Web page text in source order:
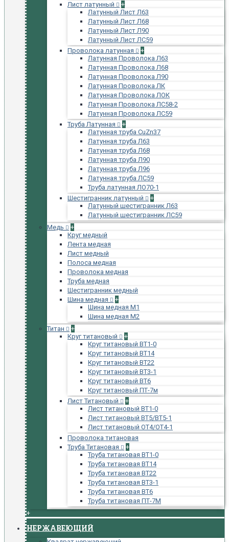
Лист латунный
+
Латунный Лист Л63
Латунный Лист Л68
Латунный Лист Л90
Латунный Лист ЛС59
Проволока латунная
+
Латунная Проволока Л63
Латунная Проволока Л68
Латунная Проволока Л90
Латунная Проволока ЛК
Латунная Проволока ЛОК
Латунная Проволока ЛС58-2
Латунная Проволока ЛС59
Труба Латунная
+
Латунная труба CuZn37
Латунная труба Л63
Латунная труба Л68
Латунная труба Л90
Латунная труба Л96
Латунная труба ЛС59
Труба латунная ЛО70-1
Шестигранник латунный
+
Латунный шестигранник Л63
Латунный шестигранник ЛС59
Медь
+
Круг медный
Лента медная
Лист медный
Полоса медная
Проволока медная
Труба медная
Шестигранник медный
Шина медная
+
Шина медная М1
Шина медная М2
Титан
+
Круг титановый
+
Круг титановый ВТ1-0
Круг титановый ВТ14
Круг титановый ВТ22
Круг титановый ВТ3-1
Круг титановый ВТ6
Круг титановый ПТ-7м
Лист Титановый
+
Лист титановый ВТ1-0
Лист титановый ВТ5/ВТ5-1
Лист титановый ОТ4/ОТ4-1
Проволока титановая
Труба Титановая
+
Труба титановая ВТ1-0
Труба титановая ВТ14
Труба титановая ВТ22
Труба титановая ВТ3-1
Труба титановая ВТ6
Труба титановая ПТ-7М
+
НЕРЖАВЕЮЩИЙ